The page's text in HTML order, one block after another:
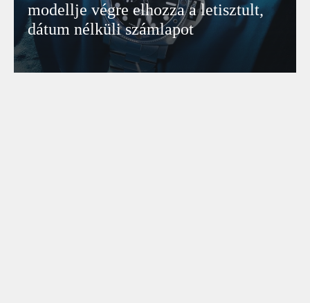
modellje végre elhozza a letisztult,
dátum nélküli számlapot